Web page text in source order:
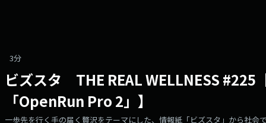
3分
ビズスタ THE REAL WELLNESS #225
「OpenRun Pro 2」】
一歩先を行く手の届く贅沢をテーマにした、情報紙「ビズスタ」から社会